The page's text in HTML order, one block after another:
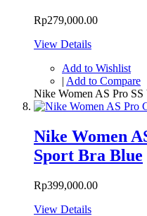
Rp279,000.00
View Details
Add to Wishlist
| Add to Compare
Nike Women AS Pro
Nike Women
Sport Bra Blue
Rp399,000.00
View Details